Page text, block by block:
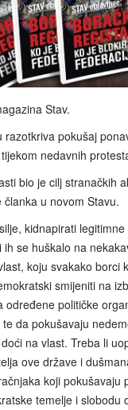
Stav.
razotkriva pokušaj
nedavnih
bio je cilj stranačkih
članka u novom Stavu.
kidnapirati
se huškalo na
koju svakako borci
smijeniti na
određene političke
da pokušavaju
na vlast. Treba li
ove države i
koji pokušavaju
temelje i slobodu